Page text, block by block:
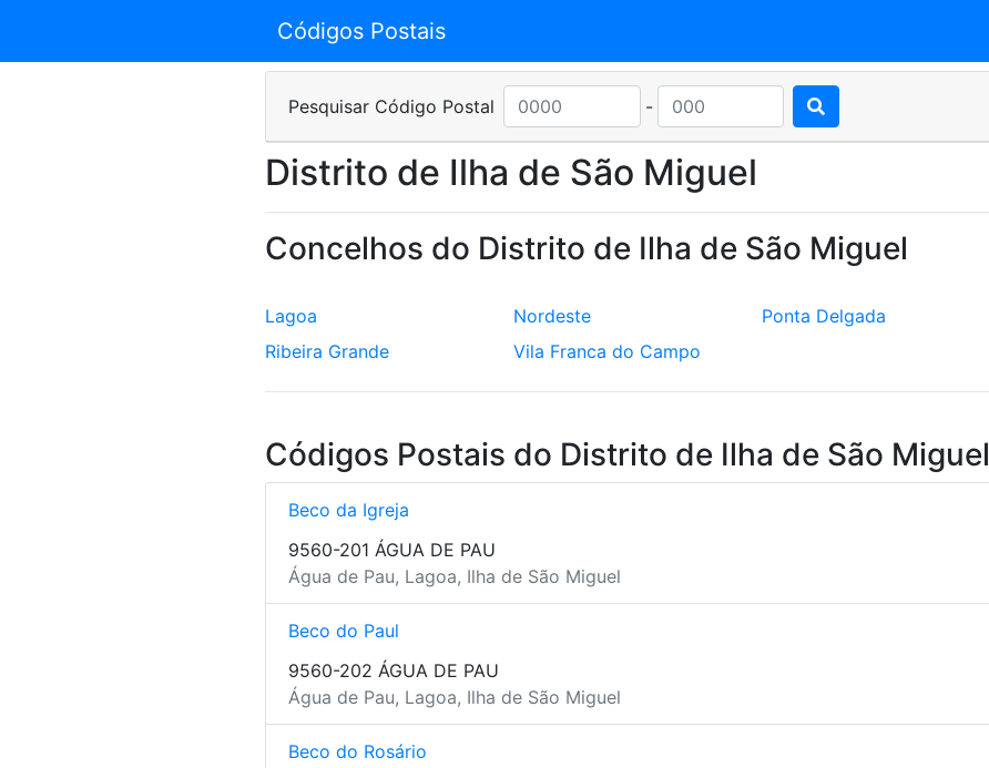
Códigos Postais
Pesquisar Código Postal -
Distrito de Ilha de São Miguel
Concelhos do Distrito de Ilha de São Miguel
Lagoa Nordeste Ponta Delgada
Ribeira Grande
Vila Franca do Campo
Códigos Postais do Distrito de Ilha de São Miguel
Beco da Igreja
9560-201 ÁGUA DE PAU
Água de Pau, Lagoa, Ilha de São Miguel
Beco do Paul
9560-202 ÁGUA DE PAU
Água de Pau, Lagoa, Ilha de São Miguel
Beco do Rosário